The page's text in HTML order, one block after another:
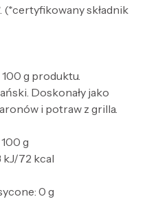
(*certyfikowany składnik
g produktu.
Doskonały jako
i potraw z grilla.
g
72 kcal
0 g